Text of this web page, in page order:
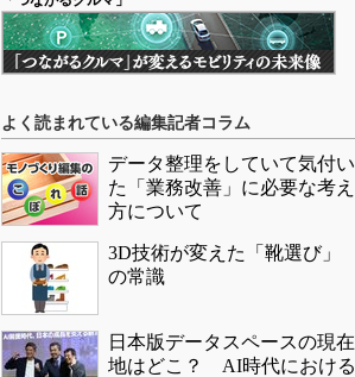
よく読まれている編集記者コラム
データ整理をしていて気付い
た「業務改善」に必要な考え
方について
3D技術が変えた「靴選び」
の常識
日本版データスペースの現在
地はどこ？ AI時代における